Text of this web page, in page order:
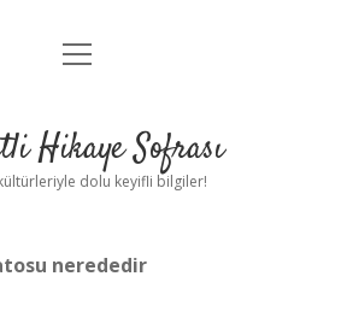
Anasayfa
Yasal Uyarı
menüyü
Hikaye Sofrası
dolu keyifli bilgiler!
nerededir